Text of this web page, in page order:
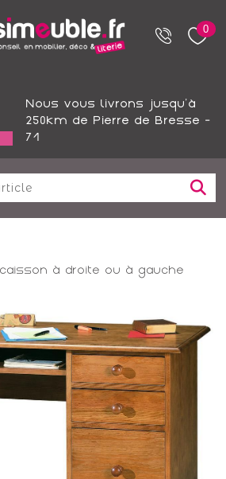
0
Nous vous livrons jusqu'à
250km de Pierre de Bresse -
71
à droite ou à gauche